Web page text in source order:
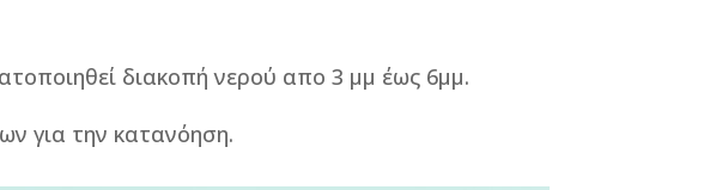
διακοπή νερού απο 3 μμ έως 6μμ.
για την κατανόηση.